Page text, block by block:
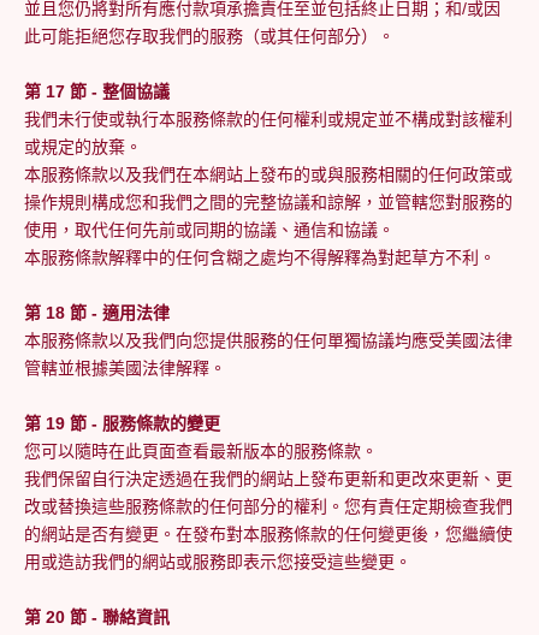
並且您仍將對所有應付款項承擔責任至並包括終止日期；和/或因
此可能拒絕您存取我們的服務（或其任何部分）。
第 17 節 - 整個協議
我們未行使或執行本服務條款的任何權利或規定並不構成對該權利
或規定的放棄。
本服務條款以及我們在本網站上發布的或與服務相關的任何政策或
操作規則構成您和我們之間的完整協議和諒解，並管轄您對服務的
使用，取代任何先前或同期的協議、通信和協議。
本服務條款解釋中的任何含糊之處均不得解釋為對起草方不利。
第 18 節 - 適用法律
本服務條款以及我們向您提供服務的任何單獨協議均應受美國法律
管轄並根據美國法律解釋。
第 19 節 - 服務條款的變更
您可以隨時在此頁面查看最新版本的服務條款。
我們保留自行決定透過在我們的網站上發布更新和更改來更新、更
改或替換這些服務條款的任何部分的權利。您有責任定期檢查我們
的網站是否有變更。在發布對本服務條款的任何變更後，您繼續使
用或造訪我們的網站或服務即表示您接受這些變更。
第 20 節 - 聯絡資訊